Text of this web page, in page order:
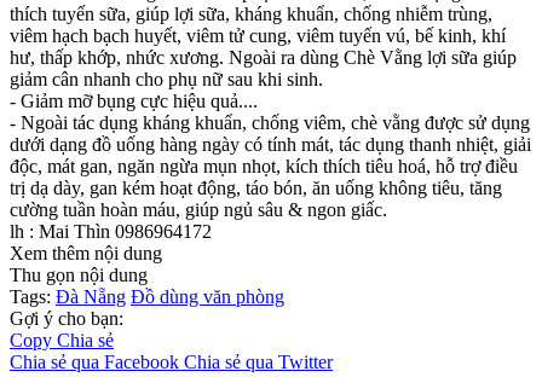
thích tuyến sữa, giúp lợi sữa, kháng khuẩn, chống nhiễm trùng,
viêm hạch bạch huyết, viêm tử cung, viêm tuyến vú, bế kinh, khí
hư, thấp khớp, nhức xương. Ngoài ra dùng Chè Vằng lợi sữa giúp
giảm cân nhanh cho phụ nữ sau khi sinh.
- Giảm mỡ bụng cực hiệu quả....
- Ngoài tác dụng kháng khuẩn, chống viêm, chè vằng được sử dụng
dưới dạng đồ uống hàng ngày có tính mát, tác dụng thanh nhiệt, giải
độc, mát gan, ngăn ngừa mụn nhọt, kích thích tiêu hoá, hỗ trợ điều
trị dạ dày, gan kém hoạt động, táo bón, ăn uống không tiêu, tăng
cường tuần hoàn máu, giúp ngủ sâu & ngon giấc.
lh : Mai Thìn 0986964172
Xem thêm nội dung
Thu gọn nội dung
Tags: Đà Nẵng Đồ dùng văn phòng
Gợi ý cho bạn:
Copy Chia sẻ
Chia sẻ qua Facebook Chia sẻ qua Twitter